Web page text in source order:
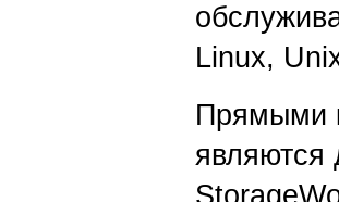
Linux,
Прямыми
являются